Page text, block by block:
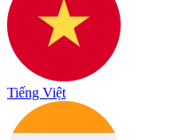
Tiếng Việt